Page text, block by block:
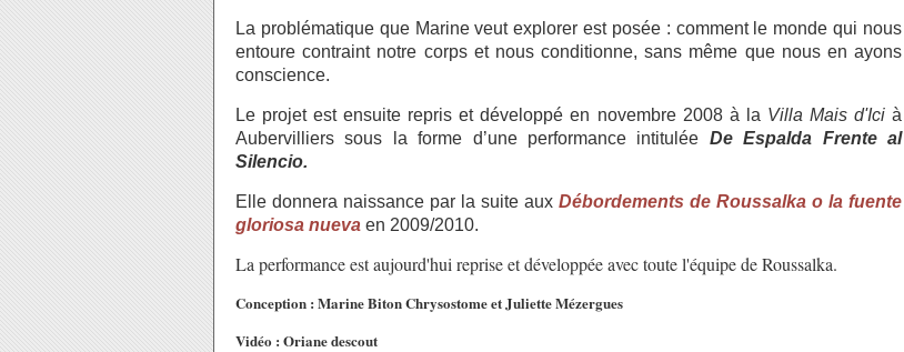
La problématique que Marine veut explorer est posée : comment le monde qui nous
entoure contraint notre corps et nous conditionne, sans même que nous en ayons
conscience.
Le projet est ensuite repris et développé en novembre 2008 à la Villa Mais d'Icià
Aubervilliers sous la forme d’une performance intitulée De Espalda Frente al
Silencio.
Elle donnera naissance par la suite aux Débordements de Roussalka o la fuente
gloriosa nueva en 2009/2010.
La performance est aujourd'hui reprise et développée avec toute l'équipe de Roussalka.
Conception : Marine Biton Chrysostome et Juliette Mézergues
Vidéo : Oriane descout